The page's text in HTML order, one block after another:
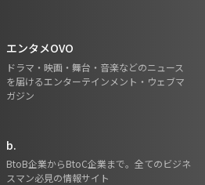
エンタメOVO
ドラマ・映画・舞台・音楽などのニュース
を届けるエンターテインメント・ウェブマ
ガジン
b.
BtoB企業からBtoC企業まで。全てのビジネ
スマン必見の情報サイト